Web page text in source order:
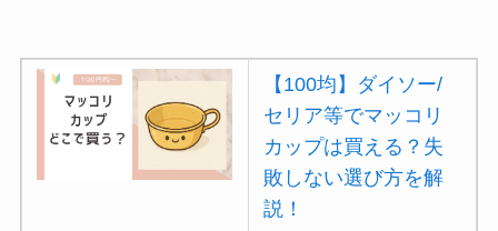
【100均】ダイソー/
セリア等でマッコリ
カップは買える？失
敗しない選び方を解
説！